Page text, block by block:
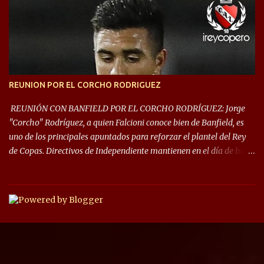
primeros de cada grupo jugarán los 8vos. con los 3ros. mejores de
las fases de grupos de la #CopaLibertadores 2021. ¡Este año hay
noche de Copas Rey! ⚽🇦🇹👑🏆.
REUNION POR EL CORCHO RODRIGUEZ
REUNIÓN CON BANFIELD POR EL CORCHO RODRÍGUEZ: Jorge
"Corcho" Rodríguez, a quien Falcioni conoce bien de Banfield, es
uno de los principales apuntados para reforzar el plantel del Rey
de Copas. Directivos de Independiente mantienen en el día de hoy
préstamo con opción de compra pero, por lo que se sabe, Banfield
busca vender al menos el 50% del pase por una cifra cercana a los
1,5 millones de dólares. El volante central titular del Banfield y